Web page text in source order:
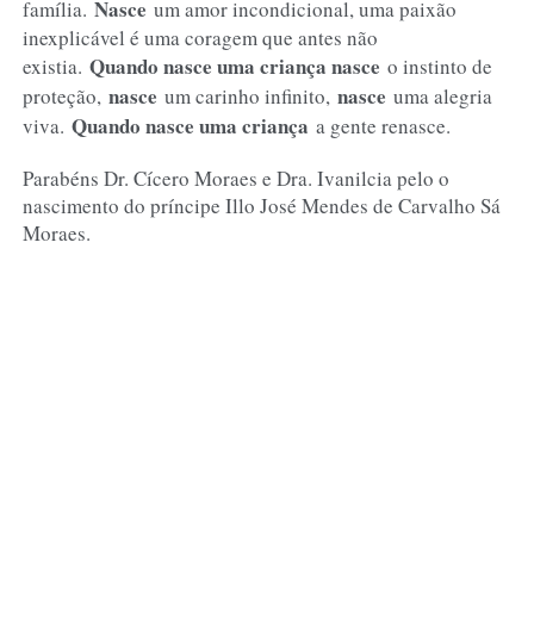
família.Nasce um amor incondicional, uma paixão
inexplicável é uma coragem que antes não
existia.Quando nasce uma criança nasce o instinto de
proteção,nasce um carinho infinito,nasce uma alegria
viva.Quando nasce uma criança a gente renasce.
Parabéns Dr. Cícero Moraes e Dra. Ivanilcia pelo o
nascimento do príncipe Illo José Mendes de Carvalho Sá
Moraes.